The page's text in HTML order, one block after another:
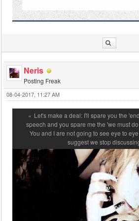
Neris
Posting Freak
08-04-2017, 11:27 AM
Let's make a deal: I'll spare you the
speech and you spare me the 'we must
You and I are not going to see eye to
suggest we stop